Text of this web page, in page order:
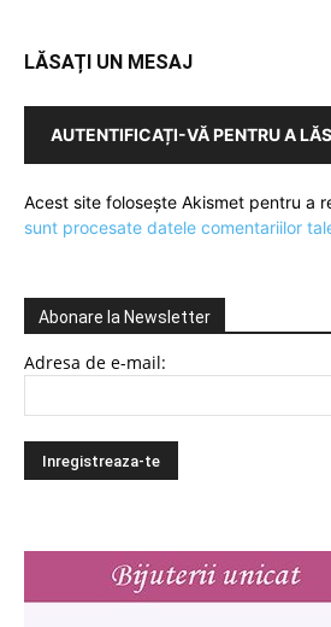
LĂSAȚI UN MESAJ
AUTENTIFICAȚI-VĂ PENTRU A
Acest site folosește Akismet pentru a
sunt procesate datele comentariilor
Abonare la Newsletter
Adresa de e-mail: